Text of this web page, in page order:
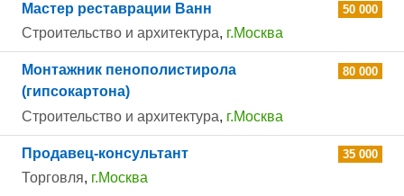
Мастер реставрации Ванн
Строительство и архитектура, г.Москва
50 000
Монтажник пенополистирола
(гипсокартона)
Строительство и архитектура, г.Москва
80 000
Продавец-консультант
Торговля, г.Москва
35 000